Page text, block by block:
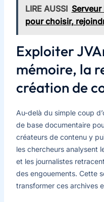
LIRE AUSSI Serveur
pour choisir,
Exploiter
mémoire, la
création de
Au-delà du simple coup
de base documentaire
créateurs de contenu y
les chercheurs analysent
et les journalistes
des engouements. Cette
transformer ces archives